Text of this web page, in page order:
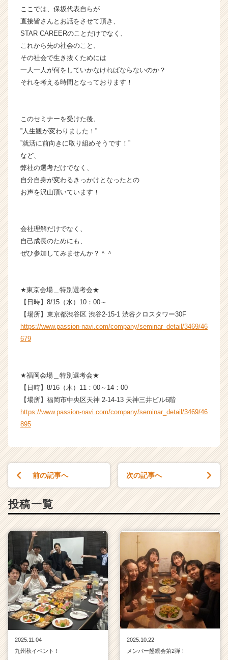
就
活
サ
イ
ト
チ
ア
（C
h
e
C
a
ここでは、保坂代表自らが
直接皆さんとお話をさせて頂き、
STAR CAREERのことだけでなく、
これから先の社会のこと、
その社会で生き抜くためには
一人一人が何をしていかなければならないのか？
それを考える時間となっております！
このセミナーを受けた後、
”人生観が変わりました！”
”就活に前向きに取り組めそうです！”
など、
弊社の選考だけでなく、
自分自身が変わるきっかけとなったとの
お声を沢山頂いています！
会社理解だけでなく、
自己成長のためにも、
ぜひ参加してみませんか？＾＾
★東京会場＿特別選考会★
【日時】8/15（水）10：00～
【場所】東京都渋谷区 渋谷2-15-1 渋谷クロスタワー30F
https://www.passion-navi.com/company/seminar_detail/3469/46
679
★福岡会場＿特別選考会★
【日時】8/16（木）11：00～14：00
【場所】福岡市中央区天神 2-14-13 天神三井ビル6階
https://www.passion-navi.com/company/seminar_detail/3469/46
895
前の記事へ 次の記事へ
投稿一覧
2025.11.04
九州秋イベント！
2025.10.22
メンバー懇親会第2弾！